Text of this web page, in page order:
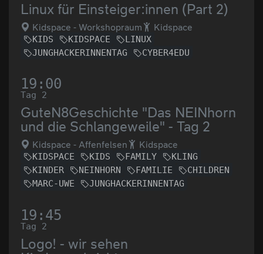
Linux für Einsteiger:innen (Part 2)
Kidspace - Workshopraum Kidspace
KIDS KIDSPACE
LINUX
JUNGHACKERINNENTAG
CYBER4EDU
19:00
Tag 2
GuteN8Geschichte "Das NEINhorn
und die Schlangeweile" - Tag 2
Kidspace - Affenfelsen Kidspace
KIDSPACE KIDS FAMILY
KLING
KINDER
NEINHORN FAMILIE
CHILDREN
MARC-UWE
JUNGHACKERINNENTAG
19:45
Tag 2
Logo! - wir sehen